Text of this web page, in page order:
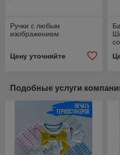
Ручки с любым
изображением
Цену уточняйте
Подобные услуги